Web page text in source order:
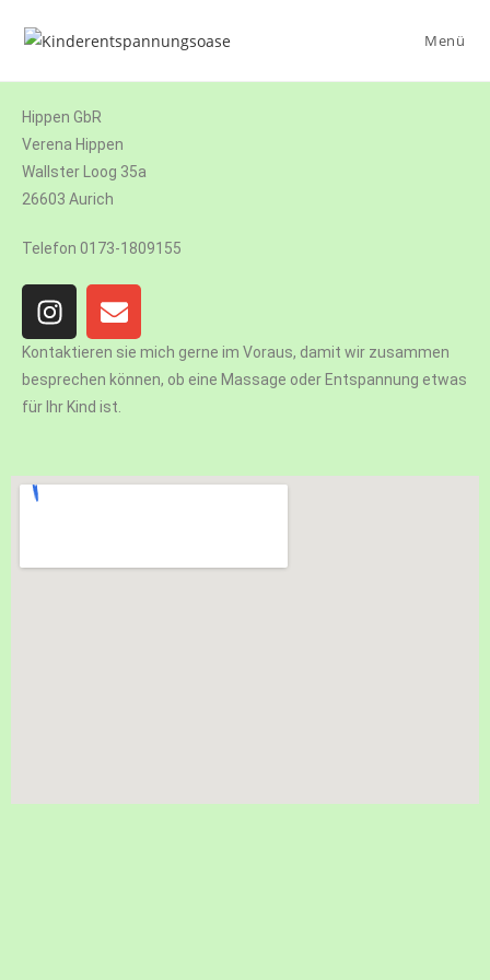
Menü
Hippen GbR
Verena Hippen
Wallster Loog 35a
26603 Aurich
Telefon 0173-1809155
Kontaktieren sie mich gerne im Voraus, damit wir zusammen
besprechen können, ob eine Massage oder Entspannung etwas
für Ihr Kind ist.